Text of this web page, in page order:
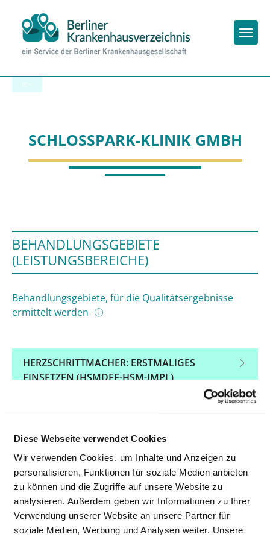
Diese Webseite verwendet Cookies
Wir verwenden Cookies, um Inhalte und Anzeigen zu
personalisieren, Funktionen für soziale Medien anbieten
zu können und die Zugriffe auf unsere Website zu
analysieren. Außerdem geben wir Informationen zu Ihrer
Verwendung unserer Website an unsere Partner für
soziale Medien, Werbung und Analysen weiter. Unsere
SCHLOSSPARK-KLINIK GMBH
BEHANDLUNGSGEBIETE
(LEISTUNGSBEREICHE)
Behandlungsgebiete, für die Qualitätsergebnisse
ermittelt werden
HERZSCHRITTMACHER: ERSTMALIGES
EINSETZEN (HSMDEF-HSM-IMPL)
HERZSCHRITTMACHER: ERNEUTER EINGRIFF,
HERZSCHRITTMACHERS (HSMDEF-HSM-REV)
DEFIBRILLATOR (SCHOCKGEBER) ZUR
BEHANDLUNG VON
HERZRHYTHMUSSTÖRUNGEN: ERSTMALIGES
EINSETZEN (HSMDEF-DEFI-IMPL)